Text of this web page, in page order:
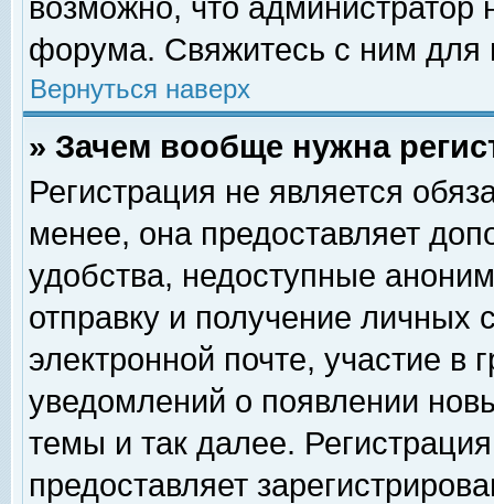
возможно, что
форума. Свяжитесь с ним для
Вернуться наверх
» Зачем вообще нужна
Регистрация не является
менее, она предоставляет
удобства, недоступные
отправку и получение личных
электронной почте, участие в
уведомлений о появлении
темы и так далее.
предоставляет